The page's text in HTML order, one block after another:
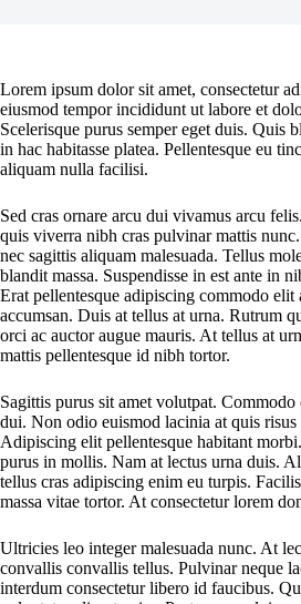
Lorem ipsum dolor sit amet, consectetur
eiusmod tempor incididunt ut labore et
Scelerisque purus semper eget duis. Quis
in hac habitasse platea. Pellentesque eu
aliquam nulla facilisi.
Sed cras ornare arcu dui vivamus arcu
quis viverra nibh cras pulvinar mattis
nec sagittis aliquam malesuada. Tellus
blandit massa. Suspendisse in est ante in
Erat pellentesque adipiscing commodo elit
accumsan. Duis at tellus at urna. Rutrum
orci ac auctor augue mauris. At tellus at
mattis pellentesque id nibh tortor.
Sagittis purus sit amet volutpat.
dui. Non odio euismod lacinia at quis risus
Adipiscing elit pellentesque habitant
purus in mollis. Nam at lectus urna duis.
tellus cras adipiscing enim eu turpis.
massa vitae tortor. At consectetur lorem
Ultricies leo integer malesuada nunc. At
convallis convallis tellus. Pulvinar neque
interdum consectetur libero id faucibus.